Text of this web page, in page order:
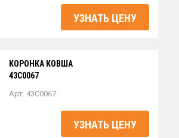
УЗНАТЬ ЦЕНУ
КОРОНКА КОВША
43C0067
Арт. 43C0067
УЗНАТЬ ЦЕНУ